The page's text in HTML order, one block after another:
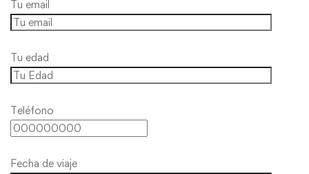
Tu email
Tu edad
Teléfono
Fecha de viaje